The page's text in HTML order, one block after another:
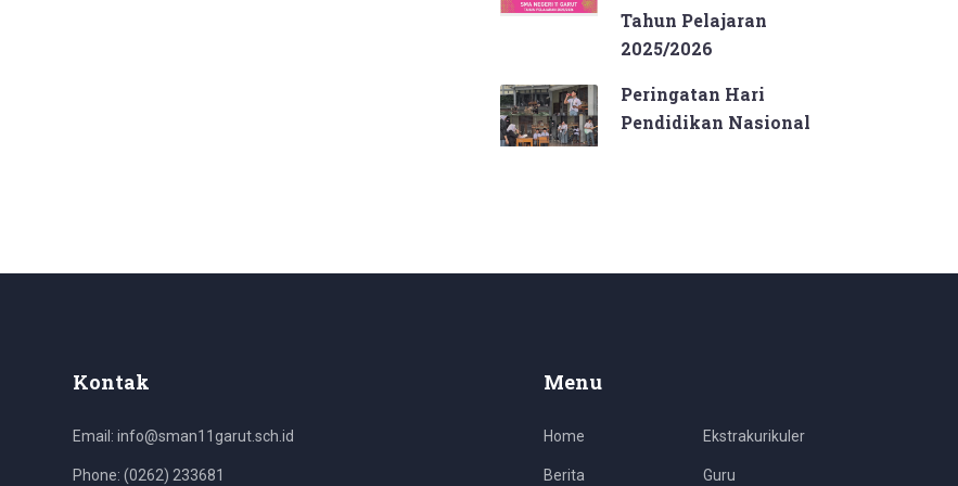
Tahun Pelajaran
2025/2026
Peringatan Hari
Pendidikan Nasional
Kontak
Email: info@sman11garut.sch.id
Phone: (0262) 233681
Menu
Home
Berita
Ekstrakurikuler
Guru